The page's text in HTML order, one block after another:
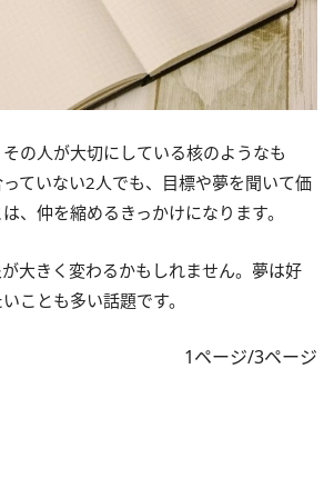
の人が大切にしている核のようなも
ていない2人でも、目標や夢を聞いて価
、仲を縮めるきっかけになります。
大きく変わるかもしれません。夢は好
ことも多い話題です。
1ページ/3ページ